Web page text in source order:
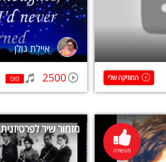
המוזיקה שלי
איילת גולן
2500 פופ
מעשירה
מזמור שיר לפרטיזנית